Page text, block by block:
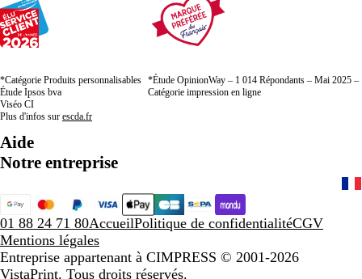
*Catégorie Produits personnalisables
Étude Ipsos bva
Viséo CI
Plus d'infos sur escda.fr
*Étude OpinionWay – 1 014 Répondants – Mai 2025 –
Catégorie impression en ligne
Aide
Notre entreprise
01 88 24 71 80AccueilPolitique de confidentialitéCGV
Mentions légales
Entreprise appartenant à CIMPRESS © 2001-2026
VistaPrint. Tous droits réservés.